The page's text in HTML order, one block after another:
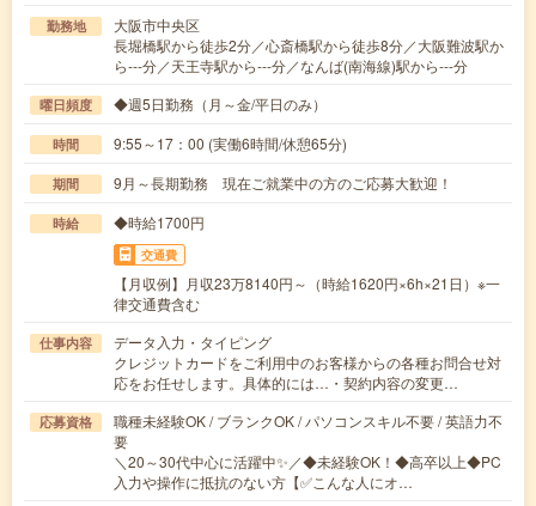
勤務地
大阪市中央区
長堀橋駅から徒歩2分／心斎橋駅から徒歩8分／大阪難波駅か
ら---分／天王寺駅から---分／なんば(南海線)駅から---分
曜日頻度 ◆週5日勤務（月～金/平日のみ）
時間 9:55～17：00 (実働6時間/休憩65分)
期間 9月～長期勤務 現在ご就業中の方のご応募大歓迎！
時給 ◆時給1700円
交通費
【月収例】月収23万8140円～（時給1620円×6h×21日）※一
律交通費含む
仕事内容
データ入力・タイピング
クレジットカードをご利用中のお客様からの各種お問合せ対
応をお任せします。具体的には…・契約内容の変更…
応募資格
職種未経験OK / ブランクOK / パソコンスキル不要 / 英語力不
要
＼20～30代中心に活躍中✨／◆未経験OK！◆高卒以上◆PC
入力や操作に抵抗のない方【✅こんな人にオ…